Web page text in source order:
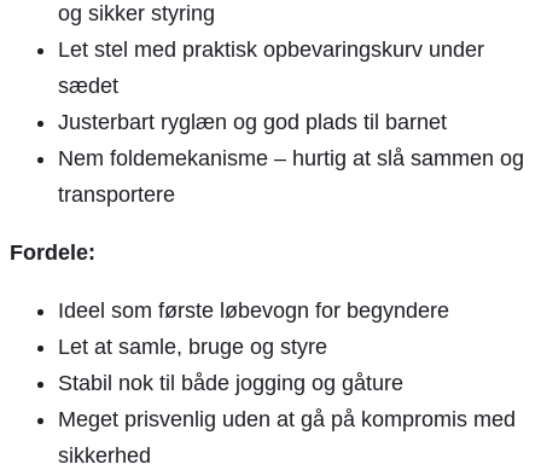
og sikker styring
Let stel med praktisk opbevaringskurv under
sædet
Justerbart ryglæn og god plads til barnet
Nem foldemekanisme – hurtig at slå sammen og
transportere
Fordele:
Ideel som første løbevogn for begyndere
Let at samle, bruge og styre
Stabil nok til både jogging og gåture
Meget prisvenlig uden at gå på kompromis med
sikkerhed